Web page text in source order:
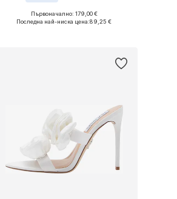
Налични размери: 36, 37, 38, 39, 40, 41
Първоначално: 179,00 €
Последна най-ниска цена:89,25 €